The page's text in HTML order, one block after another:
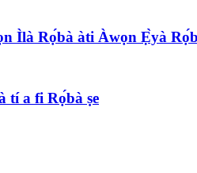
Ìlà Rọ́bà àti Àwọn Ẹ̀yà
tí a fi Rọ́bà ṣe